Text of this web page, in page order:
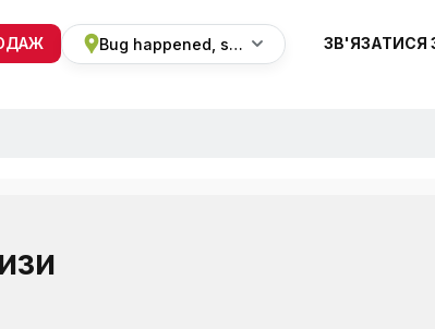
Bug happened, sorry ЗВ'ЯЗАТИСЯ